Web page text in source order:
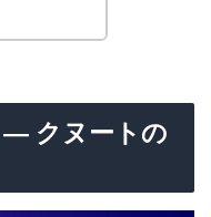
— クヌートの